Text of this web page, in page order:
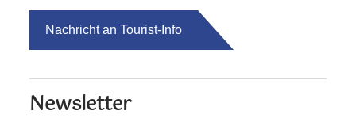
Nachricht an Tourist-Info
Newsletter